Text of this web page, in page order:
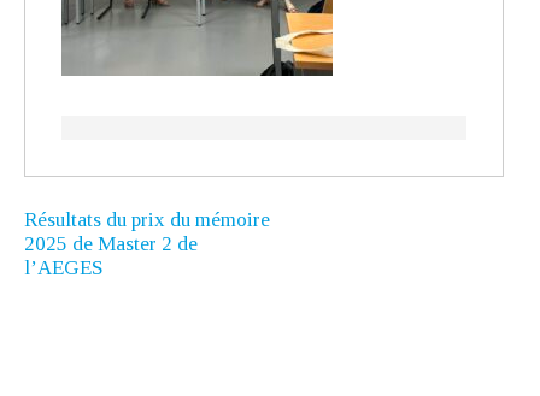
Résultats du prix du mémoire
2025 de Master 2 de
l’AEGES